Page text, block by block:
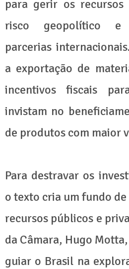
para gerir os
risco geopolítico e
parcerias
a exportação de
incentivos fiscais
invistam no
de produtos com maior
Para destravar os
o texto cria um fundo
recursos públicos e
da Câmara, Hugo
guiar o Brasil na